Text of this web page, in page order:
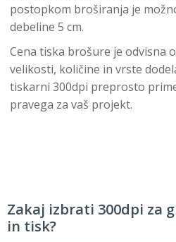
postopkom broširanja je
debeline 5 cm.
Cena tiska brošure je odvisna
velikosti, količine in vrste
tiskarni 300dpi preprosto
pravega za vaš projekt.
Zakaj izbrati 300dpi za
in tisk?